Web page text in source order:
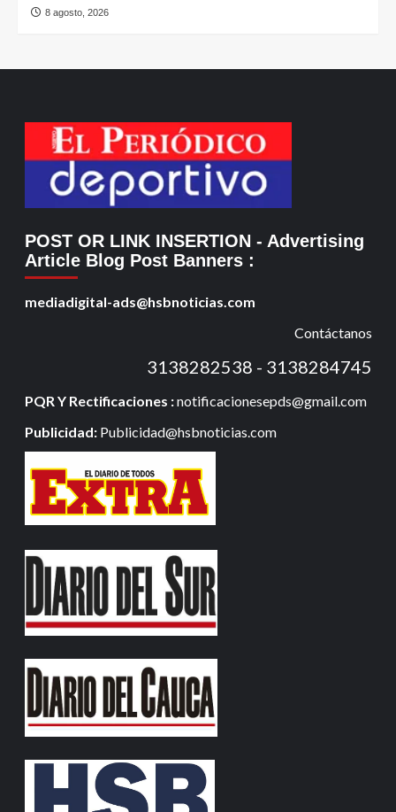
8 agosto, 2026
POST OR LINK INSERTION - Advertising
Article Blog Post Banners :
mediadigital-ads@hsbnoticias.com
Contáctanos
3138282538 - 3138284745
PQR Y Rectificaciones :notificacionesepds@gmail.com
Publicidad: Publicidad@hsbnoticias.com